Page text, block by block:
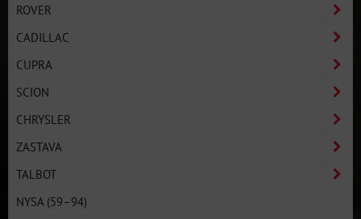
ROVER
CADILLAC
CUPRA
SCION
CHRYSLER
ZASTAVA
TALBOT
NYSA (59–94)